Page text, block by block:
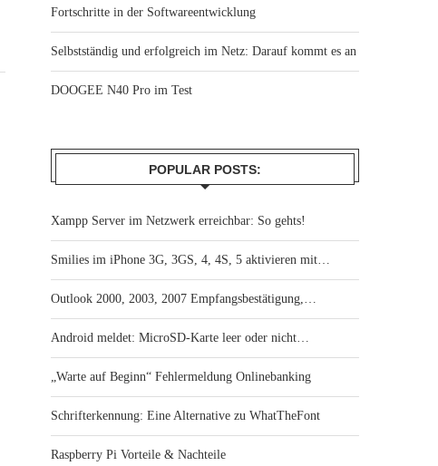
Fortschritte in der Softwareentwicklung
Selbstständig und erfolgreich im Netz: Darauf kommt es an
DOOGEE N40 Pro im Test
POPULAR POSTS:
Xampp Server im Netzwerk erreichbar: So gehts!
Smilies im iPhone 3G, 3GS, 4, 4S, 5 aktivieren mit…
Outlook 2000, 2003, 2007 Empfangsbestätigung,…
Android meldet: MicroSD-Karte leer oder nicht…
„Warte auf Beginn“ Fehlermeldung Onlinebanking
Schrifterkennung: Eine Alternative zu WhatTheFont
Raspberry Pi Vorteile & Nachteile